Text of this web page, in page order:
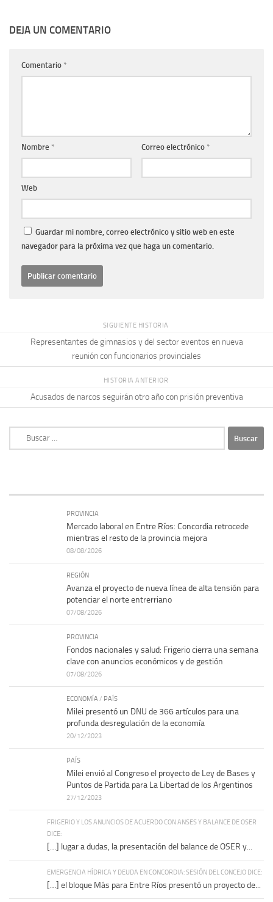
DEJA UN COMENTARIO
Comentario *
Nombre * Correo electrónico *
Web
Guardar mi nombre, correo electrónico y sitio web en este
navegador para la próxima vez que haga un comentario.
SIGUIENTE HISTORIA
Representantes de gimnasios y del sector eventos en nueva
reunión con funcionarios provinciales
HISTORIA ANTERIOR
Acusados de narcos seguirán otro año con prisión preventiva
PROVINCIA
Mercado laboral en Entre Ríos: Concordia retrocede
mientras el resto de la provincia mejora
08/08/2026
REGIÓN
Avanza el proyecto de nueva línea de alta tensión para
potenciar el norte entrerriano
07/08/2026
PROVINCIA
Fondos nacionales y salud: Frigerio cierra una semana
clave con anuncios económicos y de gestión
07/08/2026
ECONOMÍA / PAÍS
Milei presentó un DNU de 366 artículos para una
profunda desregulación de la economía
20/12/2023
PAÍS
Milei envió al Congreso el proyecto de Ley de Bases y
Puntos de Partida para La Libertad de los Argentinos
27/12/2023
FRIGERIO Y LOS ANUNCIOS DE ACUERDO CON ANSES Y BALANCE DE OSER
DICE:
[…] lugar a dudas, la presentación del balance de OSER y...
EMERGENCIA HÍDRICA Y DEUDA EN CONCORDIA: SESIÓN DEL CONCEJO DICE:
[…] el bloque Más para Entre Ríos presentó un proyecto de...